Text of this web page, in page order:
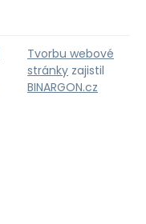
Tvorbu webové
stránky zajistil
BINARGON.cz